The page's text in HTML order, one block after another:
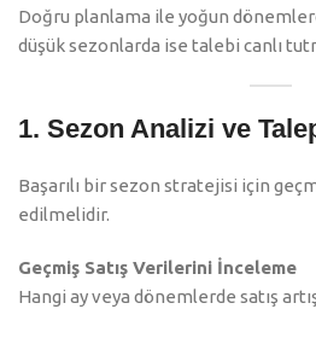
Doğru planlama ile yoğun
düşük sezonlarda ise talebi canlı
1. Sezon Analizi ve
Başarılı bir sezon stratejisi için
edilmelidir.
Geçmiş Satış Verilerini İnceleme
Hangi ay veya dönemlerde satış